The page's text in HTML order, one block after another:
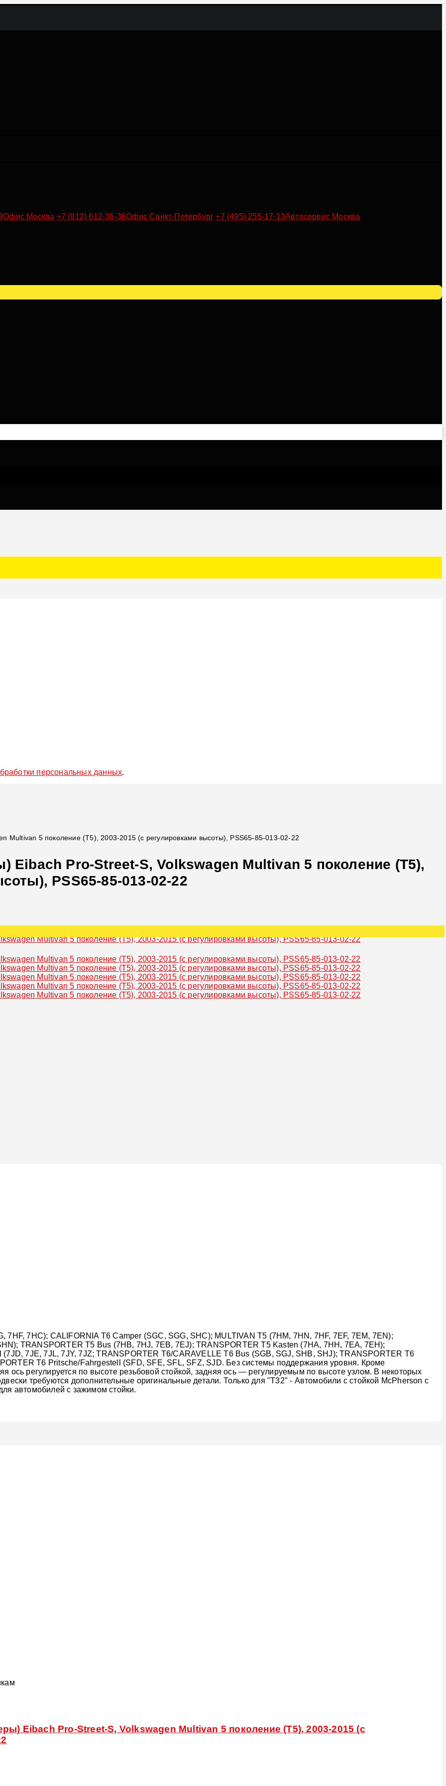
Офис Москва +7 (812) 612-36-36Офис Санкт-Петербург +7 (495) 255-17-13Автосервис Москва
персональных данных.
Multivan 5 поколение (T5), 2003-2015 (с регулировками высоты), PSS65-85-013-02-22
Eibach Pro-Street-S, Volkswagen Multivan 5 поколение (T5),
PSS65-85-013-02-22
7HF, 7HC); CALIFORNIA T6 Camper (SGC, SGG, SHC); MULTIVAN T5 (7HM, 7HN, 7HF, 7EF, 7EM, 7EN);
TRANSPORTER T5 Bus (7HB, 7HJ, 7EB, 7EJ); TRANSPORTER T5 Kasten (7HA, 7HH, 7EA, 7EH);
7JE, 7JL, 7JY, 7JZ; TRANSPORTER T6/CARAVELLE T6 Bus (SGB, SGJ, SHB, SHJ); TRANSPORTER T6
T6 Pritsche/Fahrgestell (SFD, SFE, SFL, SFZ, SJD. Без системы поддержания уровня. Кроме
ось регулируется по высоте резьбовой стойкой, задняя ось — регулируемым по высоте узлом. В некоторых
требуются дополнительные оригинальные детали. Только для "T32" - Автомобили с стойкой McPherson с
автомобилей с зажимом стойки.
Eibach Pro-Street-S, Volkswagen Multivan 5 поколение (T5), 2003-2015 (с